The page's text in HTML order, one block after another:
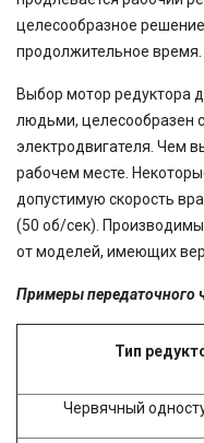
целесообразное
продолжительное время.
Выбор мотор редуктора
людьми, целесообразен
электродвигателя. Чем
рабочем месте.
допустимую скорость
(50 об/сек).
от моделей, имеющих
Примеры передаточного
Тип
Червячный